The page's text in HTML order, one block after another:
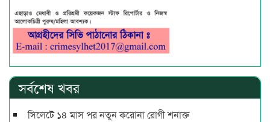
সর্বশেষ খবর
সিলেটে ১৪ মাস পর নতুন করোনা রোগী শনাক্ত